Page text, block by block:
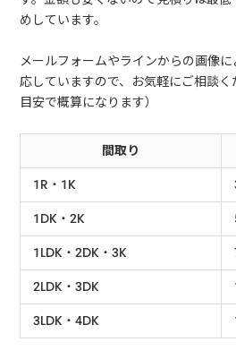
めしています。
メールフォームやラインからの画像
応していますので、お気軽にご相談
目安で概算になります）
間取り
1R・1K
1DK・2K
1LDK・2DK・3K
2LDK・3DK
3LDK・4DK